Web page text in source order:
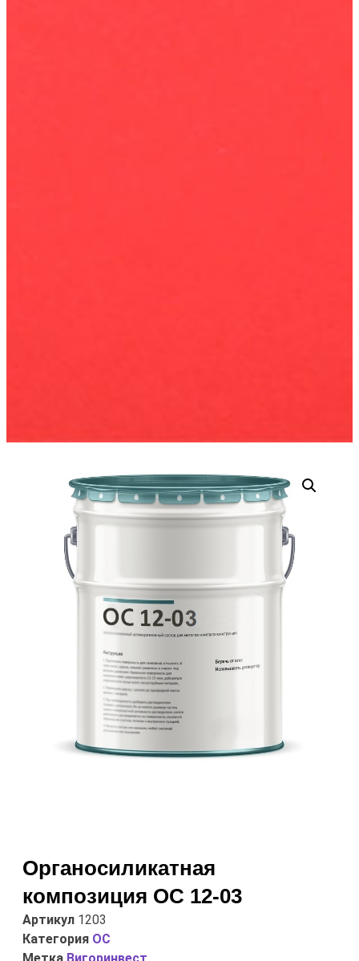
Органосиликатная
композиция ОС 12-03
Артикул 1203
Категория ОС